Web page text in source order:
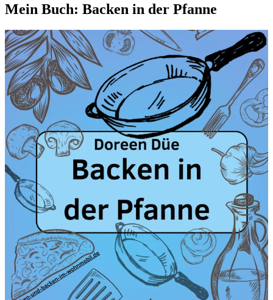
Mein Buch: Backen in der Pfanne